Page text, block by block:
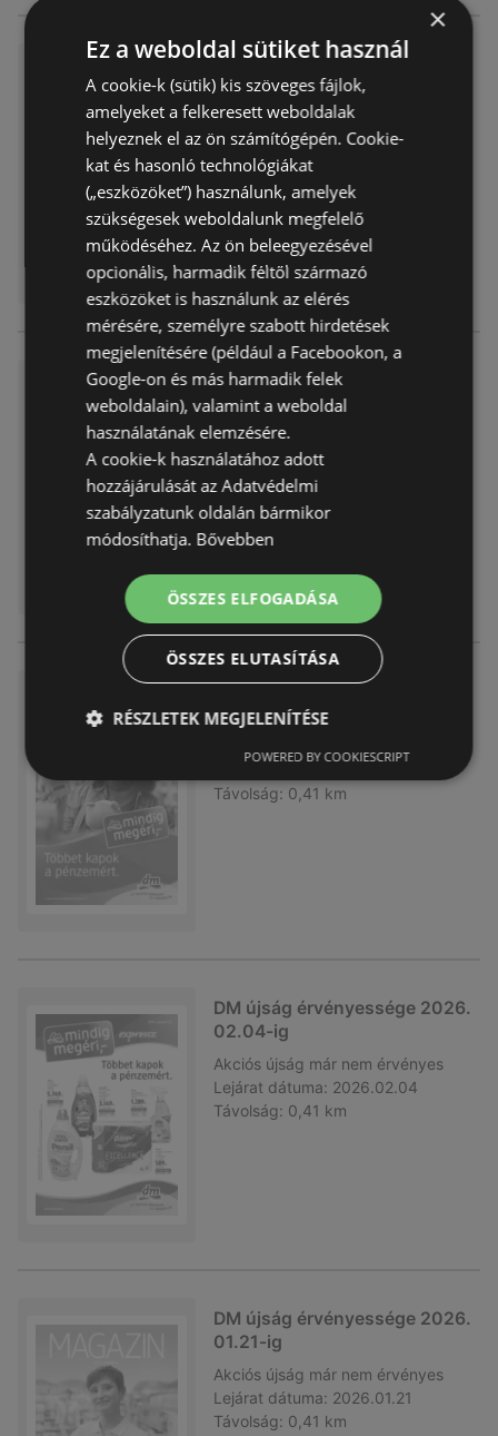
DM újság érvényessége 2026.
03.18-ig
Akciós újság már nem érvényes
Lejárat dátuma: 2026.03.18
Távolság: 0,41 km
DM újság érvényessége 2026.
03.04-ig
Akciós újság
Lejárat dátuma:
Távolság: 0,41 km
02.18-ig
Távolság: 0,41 km
DM újság érvényessége 2026.
02.04-ig
Akciós újság már nem érvényes
Lejárat dátuma: 2026.02.04
Távolság: 0,41 km
DM újság érvényessége 2026.
01.21-ig
Akciós újság már nem érvényes
Lejárat dátuma: 2026.01.21
Távolság: 0,41 km
×
Ez a weboldal sütiket használ
A cookie-k (sütik) kis szöveges fájlok,
amelyeket a felkeresett weboldalak
helyeznek el az ön számítógépén. Cookie-
kat és hasonló technológiákat
(„eszközöket”) használunk, amelyek
szükségesek weboldalunk megfelelő
működéséhez. Az ön beleegyezésével
opcionális, harmadik féltől származó
eszközöket is használunk az elérés
mérésére, személyre szabott hirdetések
megjelenítésére (például a Facebookon, a
Google-on és más harmadik felek
weboldalain), valamint a weboldal
használatának elemzésére.
A cookie-k használatához adott
hozzájárulását az Adatvédelmi
szabályzatunk oldalán bármikor
módosíthatja. Bővebben
ÖSSZES ELFOGADÁSA
ÖSSZES ELUTASÍTÁSA
RÉSZLETEK MEGJELENÍTÉSE
POWERED BY COOKIESCRIPT